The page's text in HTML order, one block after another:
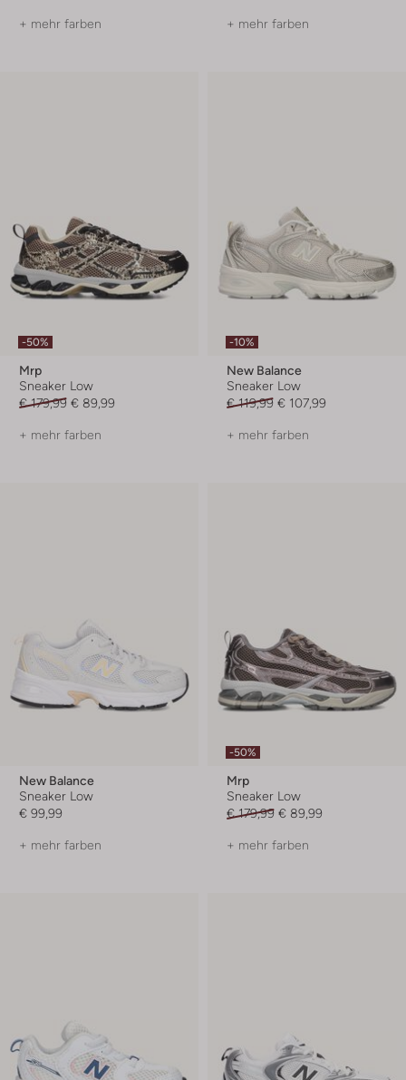
+ mehr farben + mehr farben
-50%
Mrp
Sneaker Low
€ 179,99 € 89,99
+ mehr farben
-10%
New Balance
Sneaker Low
€ 119,99 € 107,99
+ mehr farben
New Balance
Sneaker Low
€ 99,99
+ mehr farben
-50%
Mrp
Sneaker Low
€ 179,99 € 89,99
+ mehr farben